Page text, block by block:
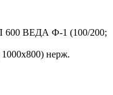
ВЕДА Ф-1 (100/200;